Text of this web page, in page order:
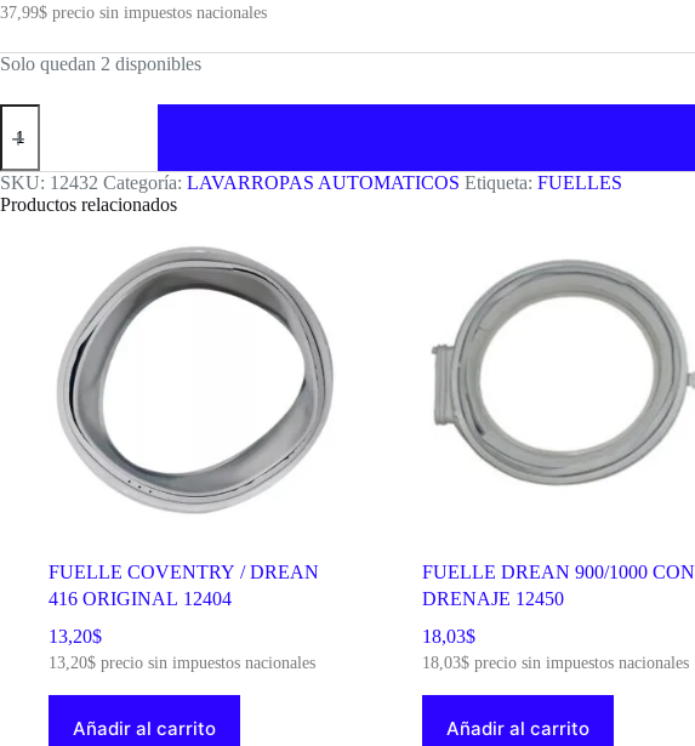
37,99$ precio sin impuestos nacionales
Solo quedan 2 disponibles
FUELLE
ARISTON
1SERIE
12432
cantidad
SKU: 12432 Categoría: LAVARROPAS AUTOMATICOS Etiqueta: FUELLES
Productos relacionados
FUELLE COVENTRY / DREAN
416 ORIGINAL 12404
13,20$
13,20$ precio sin impuestos nacionales
Añadir al carrito
FUELLE DREAN 900/1000 CON
DRENAJE 12450
18,03$
18,03$precio sin impuestos nacionales
Añadir al carrito